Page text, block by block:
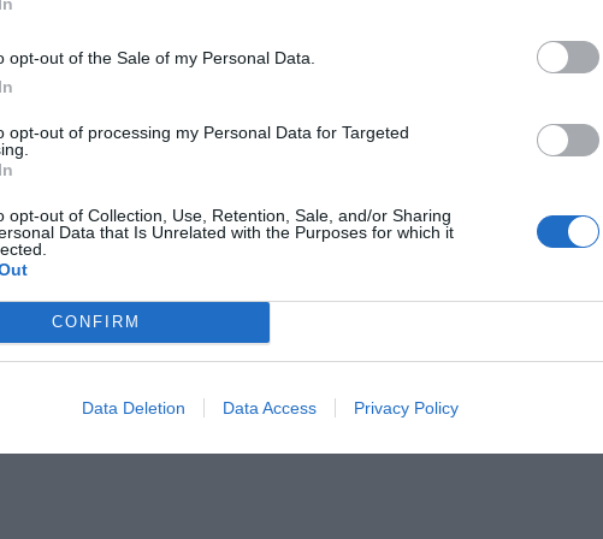
opt-out of the Sale of my Personal Data.
opt-out of processing my Personal Data for Targeted
opt-out of Collection, Use, Retention, Sale, and/or Sharing
Data that Is Unrelated with the Purposes for which it
CONFIRM
Data Deletion Data Access Privacy Policy
gruppi
Sala Banchetti / Ricevimenti
Servizio Interpreti
Aeroporto
dell'hotel
Camere Non Fumatori